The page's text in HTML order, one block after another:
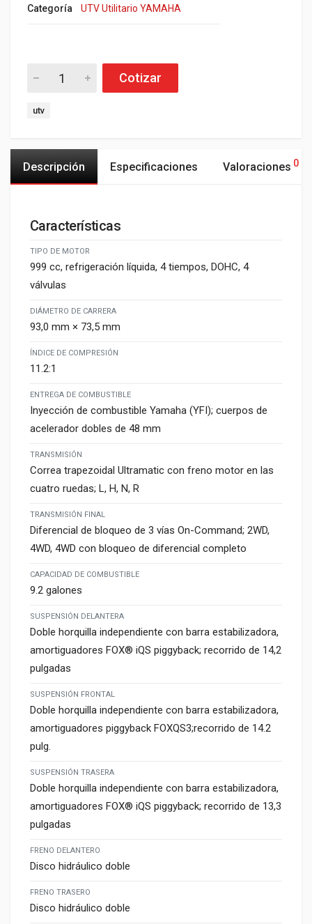
Categoría
UTV Utilitario YAMAHA
Cotizar
utv
Descripción Especificaciones Valoraciones 0
Características
TIPO DE MOTOR
999 cc, refrigeración líquida, 4 tiempos, DOHC, 4
válvulas
DIÁMETRO DE CARRERA
93,0 mm × 73,5 mm
ÍNDICE DE COMPRESIÓN
11.2:1
ENTREGA DE COMBUSTIBLE
Inyección de combustible Yamaha (YFI); cuerpos de
acelerador dobles de 48 mm
TRANSMISIÓN
Correa trapezoidal Ultramatic con freno motor en las
cuatro ruedas; L, H, N, R
TRANSMISIÓN FINAL
Diferencial de bloqueo de 3 vías On-Command; 2WD,
4WD, 4WD con bloqueo de diferencial completo
CAPACIDAD DE COMBUSTIBLE
9.2 galones
SUSPENSIÓN DELANTERA
Doble horquilla independiente con barra estabilizadora,
amortiguadores FOX® iQS piggyback; recorrido de 14,2
pulgadas
SUSPENSIÓN FRONTAL
Doble horquilla independiente con barra estabilizadora,
amortiguadores piggyback FOXQS3;recorrido de 14.2
pulg.
SUSPENSIÓN TRASERA
Doble horquilla independiente con barra estabilizadora,
amortiguadores FOX® iQS piggyback; recorrido de 13,3
pulgadas
FRENO DELANTERO
Disco hidráulico doble
FRENO TRASERO
Disco hidráulico doble